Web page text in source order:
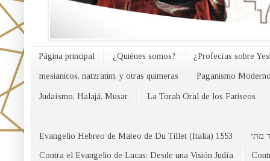
Página principal ¿Quiénes somos? ¿Profecías sobre
mesianicos, natzratim, y otras quimeras Paganismo
Judaísmo, Halajá, Musar. La Torah Oral de los Fariseos
Evangelio Hebreo de Mateo de Du Tillet (Italia) 1553
Contra el Evangelio de Lucas: Desde una Visión Judía